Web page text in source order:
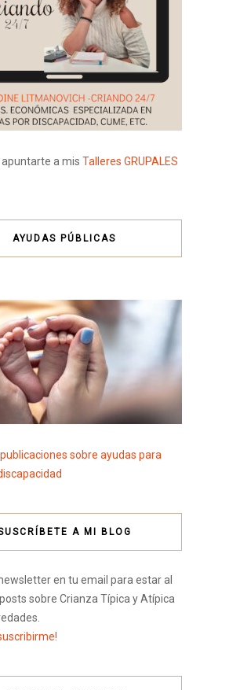
a mis Talleres GRUPALES
AYUDAS PÚBLICAS
sobre ayudas para
A MI BLOG
en tu email para estar al
sobre Crianza Típica y Atípica